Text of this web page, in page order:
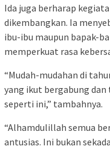
Ida juga berharap
dikembangkan. Ia
ibu-ibu maupun bapak-
memperkuat rasa
“Mudah-mudahan di
yang ikut bergabung
seperti ini,” tambahnya.
“Alhamdulillah semua
antusias. Ini bukan